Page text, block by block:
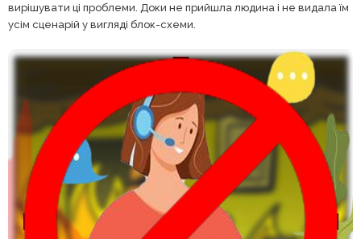
вирішувати ці проблеми. Доки не прийшла людина і не видала їм
усім сценарій у вигляді блок-схеми.